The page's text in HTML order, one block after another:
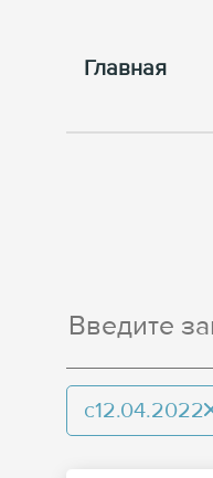
Главная
с12.04.2022